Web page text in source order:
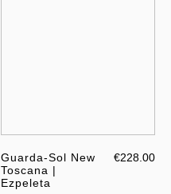
Guarda-Sol New
Toscana |
Ezpeleta
€228.00